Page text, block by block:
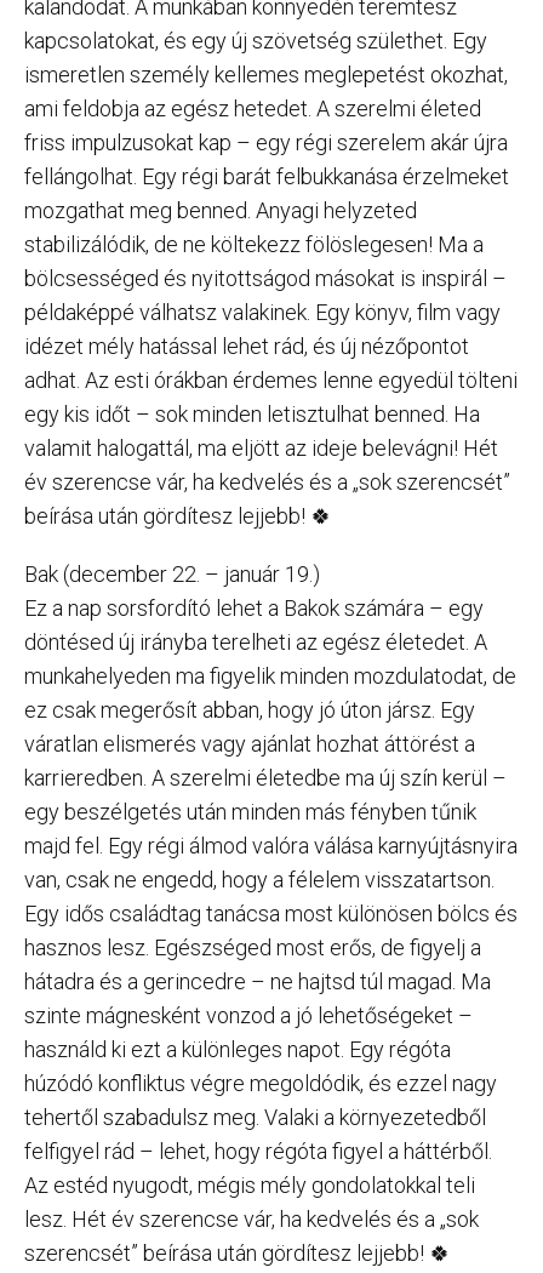
kalandodat. A munkában könnyedén teremtesz
kapcsolatokat, és egy új szövetség születhet. Egy
ismeretlen személy kellemes meglepetést okozhat,
ami feldobja az egész hetedet. A szerelmi életed
friss impulzusokat kap – egy régi szerelem akár újra
fellángolhat. Egy régi barát felbukkanása érzelmeket
mozgathat meg benned. Anyagi helyzeted
stabilizálódik, de ne költekezz fölöslegesen! Ma a
bölcsességed és nyitottságod másokat is inspirál –
példaképpé válhatsz valakinek. Egy könyv, film vagy
idézet mély hatással lehet rád, és új nézőpontot
adhat. Az esti órákban érdemes lenne egyedül tölteni
egy kis időt – sok minden letisztulhat benned. Ha
valamit halogattál, ma eljött az ideje belevágni! Hét
év szerencse vár, ha kedvelés és a „sok szerencsét”
beírása után gördítesz lejjebb! 🍀
Bak (december 22. – január 19.)
Ez a nap sorsfordító lehet a Bakok számára – egy
döntésed új irányba terelheti az egész életedet. A
munkahelyeden ma figyelik minden mozdulatodat, de
ez csak megerősít abban, hogy jó úton jársz. Egy
váratlan elismerés vagy ajánlat hozhat áttörést a
karrieredben. A szerelmi életedbe ma új szín kerül –
egy beszélgetés után minden más fényben tűnik
majd fel. Egy régi álmod valóra válása karnyújtásnyira
van, csak ne engedd, hogy a félelem visszatartson.
Egy idős családtag tanácsa most különösen bölcs és
hasznos lesz. Egészséged most erős, de figyelj a
hátadra és a gerincedre – ne hajtsd túl magad. Ma
szinte mágnesként vonzod a jó lehetőségeket –
használd ki ezt a különleges napot. Egy régóta
húzódó konfliktus végre megoldódik, és ezzel nagy
tehertől szabadulsz meg. Valaki a környezetedből
felfigyel rád – lehet, hogy régóta figyel a háttérből.
Az estéd nyugodt, mégis mély gondolatokkal teli
lesz. Hét év szerencse vár, ha kedvelés és a „sok
szerencsét” beírása után gördítesz lejjebb! 🍀